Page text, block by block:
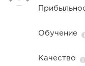
Обучение
Качество